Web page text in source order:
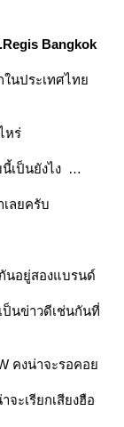
Bangkok
ในประเทศไท
หร่
มนี้เป็นยังไง
ลยครับ
นอยู่สองแบรนด์
ป็นข่าวดีเช่นกันที่
คงน่าจะรอคอ
ะเรียกเสียงฮือ